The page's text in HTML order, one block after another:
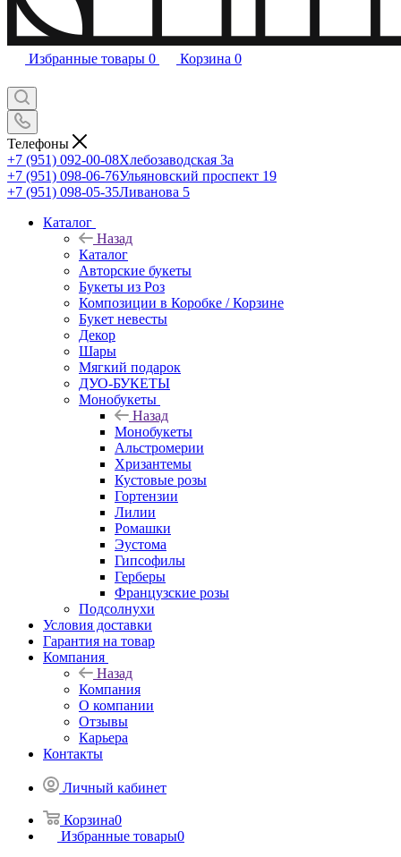
Избранные товары 0 Корзина 0
Телефоны
+7 (951) 092-00-08Хлебозаводская 3а
+7 (951) 098-06-76Ульяновский проспект 19
+7 (951) 098-05-35Ливанова 5
Каталог
Назад
Каталог
Авторские букеты
Букеты из Роз
Композиции в Коробке / Корзине
Букет невесты
Декор
Шары
Мягкий подарок
ДУО-БУКЕТЫ
Монобукеты
Назад
Монобукеты
Альстромерии
Хризантемы
Кустовые розы
Гортензии
Лилии
Ромашки
Эустома
Гипсофилы
Герберы
Французские розы
Подсолнухи
Условия доставки
Гарантия на товар
Компания
Назад
Компания
О компании
Отзывы
Карьера
Контакты
Личный кабинет
Корзина0
Избранные товары0